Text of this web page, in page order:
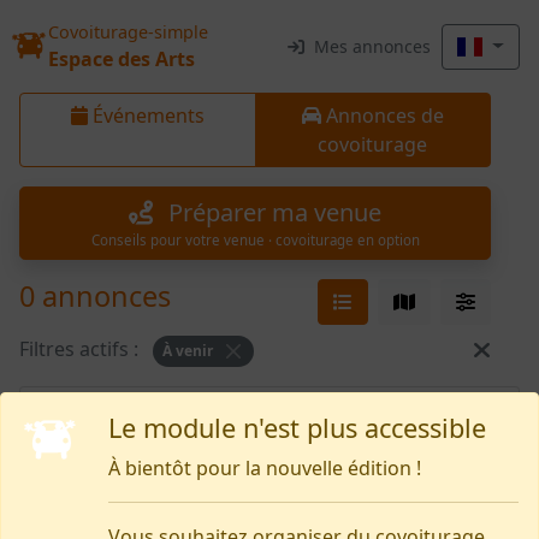
Le module n'est plus accessible
À bientôt pour la nouvelle édition !
Covoiturage-simple
Espace des Arts Mes annonces
Événements
Annonces de
covoiturage
Préparer ma venue
Conseils pour votre venue · covoiturage en option
0 annonces
Filtres actifs : À venir
Rien pour le moment